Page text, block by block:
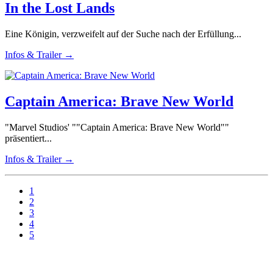
In the Lost Lands
Eine Königin, verzweifelt auf der Suche nach der Erfüllung...
Infos & Trailer →
Captain America: Brave New World
"Marvel Studios' ""Captain America: Brave New World""
präsentiert...
Infos & Trailer →
1
2
3
4
5